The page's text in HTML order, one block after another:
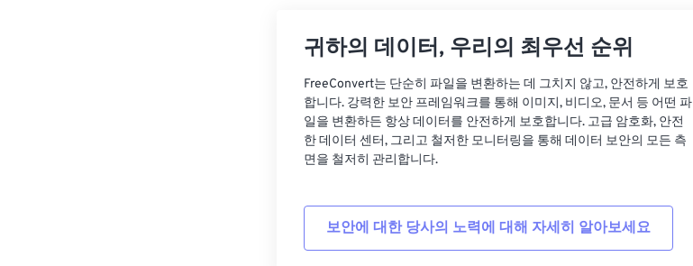
귀하의 데이터, 우리의 최우선 순위
FreeConvert는 단순히 파일을 변환하는 데 그치지 않고, 안전하게 보호
합니다. 강력한 보안 프레임워크를 통해 이미지, 비디오, 문서 등 어떤 파
일을 변환하든 항상 데이터를 안전하게 보호합니다. 고급 암호화, 안전
한 데이터 센터, 그리고 철저한 모니터링을 통해 데이터 보안의 모든 측
면을 철저히 관리합니다.
보안에 대한 당사의 노력에 대해 자세히 알아보세요